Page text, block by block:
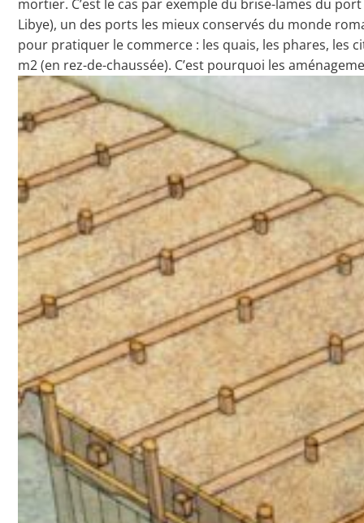
mortier. C’est le cas par exemple du brise-lames du
Libye), un des ports les mieux conservés du monde
pour pratiquer le commerce : les quais, les phares, les
m2 (en rez-de-chaussée). C’est pourquoi les